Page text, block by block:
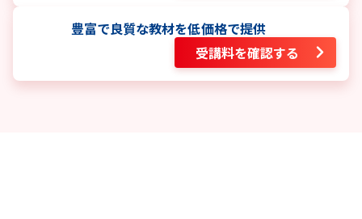
豊富で良質な教材を低価格で提供
受講料を確認する